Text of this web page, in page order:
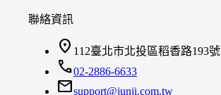
聯絡資訊
location_on 112臺北市北投區稻香路193號
call02-2886-6633
mailsupport@junji.com.tw